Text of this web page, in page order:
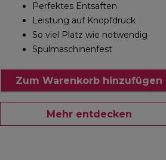
Perfektes Entsaften
Leistung auf Knopfdruck
So viel Platz wie notwendig
Spülmaschinenfest
Zum Warenkorb hinzufügen
Mehr entdecken